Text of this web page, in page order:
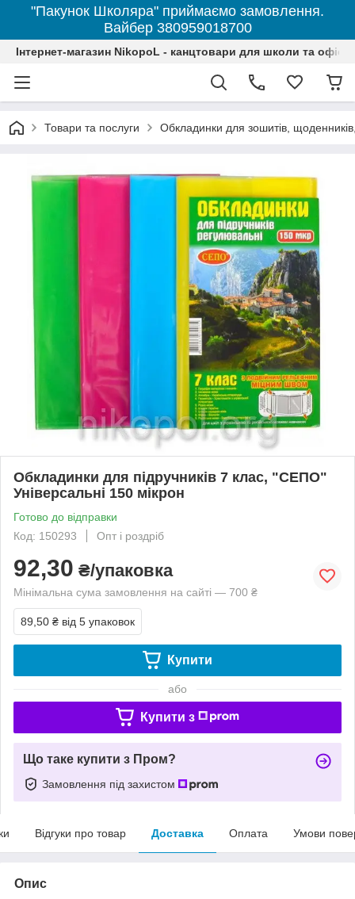
"Пакунок Школяра" приймаємо замовлення.
Вайбер 380959018700
Інтернет-магазин NikopoL - канцтовари для школи та офісу
Товари та послуги Обкладинки для зошитів,
Обкладинки для підручників 7 клас, "СЕПО"
Універсальні 150 мікрон
Готово до відправки
Код: 150293
Опт і роздріб
92,30 ₴/упаковка
Мінімальна сума замовлення на сайті — 700 ₴
89,50 ₴ від 5 упаковок
Купити
або
Купити з
Що таке купити з Пром?
Замовлення під захистом
Відгуки про товар Доставка Оплата Умови
Опис